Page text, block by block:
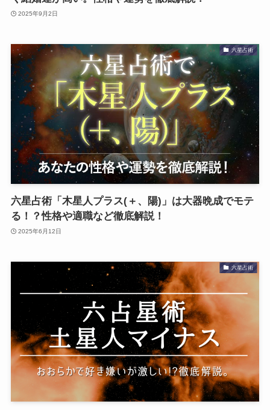
2025年9月2日
六星占術
六星占術「木星人プラス(＋、陽)」は大器晩成でモテ
る！？性格や適職など徹底解説！
2025年6月12日
六星占術